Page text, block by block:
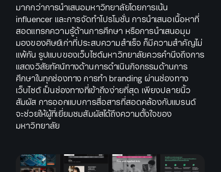
มากกว่าการนำเสนอมหาวิทยาลัยโดยการเน้น
influencer และการจัดทำโปรโมชั่น การนำเสนอเนื้อหาที่
สอดแทรกความรู้ด้านการศึกษา หรือการนำเสนอมุม
มองของศิษย์เก่าที่ประสบความสำเร็จ ก็มีความสำคัญไม่
แพ้กัน รูปแบบของเว็บไซต์มหาวิทยาลัยควรคำนึงถึงการ
แสดงวิสัยทัศน์ทางด้านการดำเนินกิจกรรมด้านการ
ศึกษาในทุกช่องทาง การทำ branding ผ่านช่องทาง
เว็บไซต์ เป็นช่องทางที่เข้าถึงง่ายที่สุด เพียงปลายนิ้ว
สัมผัส การออกแบบการสื่อสารที่สอดคล้องกับแบรนด์
จะช่วยให้ผู้ที่เยี่ยมชมสัมผัสได้ถึงความตั้งใจของ
มหาวิทยาลัย